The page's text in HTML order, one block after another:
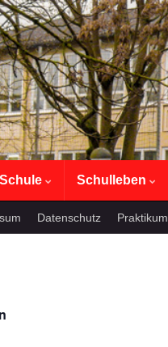
Schulleben
Datenschutz Praktikum